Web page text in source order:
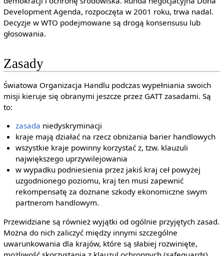
Development Agenda, rozpoczęta w 2001 roku, trwa nadal.
Decyzje w WTO podejmowane są drogą konsensusu lub
głosowania.
Zasady
Światowa Organizacja Handlu podczas wypełniania swoich
misji kieruje się obranymi jeszcze przez GATT zasadami. Są
to:
zasada niedyskryminacji
kraje mają działać na rzecz obniżania barier handlowych
wszystkie kraje powinny korzystać z, tzw. klauzuli
największego uprzywilejowania
w wypadku podniesienia przez jakiś kraj ceł powyżej
uzgodnionego poziomu, kraj ten musi zapewnić
rekompensatę za doznane szkody ekonomiczne swym
partnerom handlowym.
Przewidziane są również wyjątki od ogólnie przyjętych zasad.
Można do nich zaliczyć między innymi szczególne
uwarunkowania dla krajów, które są słabiej rozwinięte,